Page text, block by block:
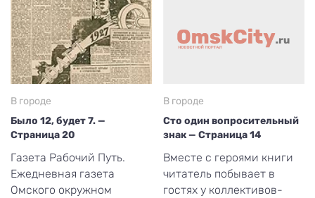
В городе
Было 12, будет 7. —
Страница 20
Газета Рабочий Путь.
Ежедневная газета
Омского окружном
В городе
Сто один вопросительный
знак — Страница 14
Вместе с героями книги
читатель побывает в
гостях у коллективов-